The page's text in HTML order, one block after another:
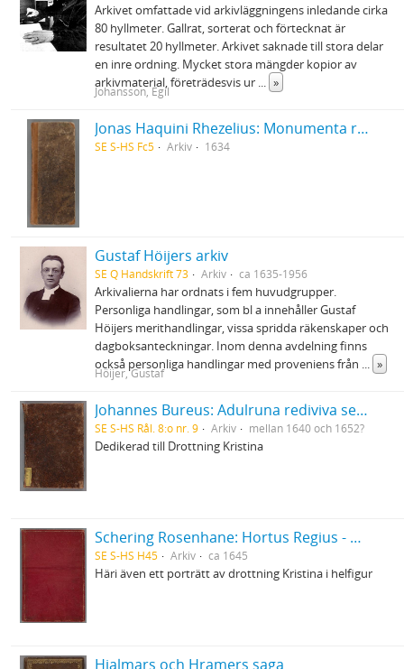
Arkivet omfattade vid arkivläggningens inledande cirka
80 hyllmeter. Gallrat, sorterat och förtecknat är
resultatet 20 hyllmeter. Arkivet saknade till stora delar
en inre ordning. Mycket stora mängder kopior av
arkivmaterial, företrädesvis ur ... »
Johansson, Egil
Jonas Haquini Rhezelius: Monumenta runica in Ölandia comitatu Regni Sveciæ Gothiaquæ
SE S-HS Fc5 Arkiv 1634
Gustaf Höijers arkiv
SE Q Handskrift 73 Arkiv ca 1635-1956
Arkivalierna har ordnats i fem huvudgrupper.
Personliga handlingar, som bl a innehåller Gustaf
Höijers merithandlingar, vissa spridda räkenskaper och
dagboksanteckningar. Inom denna avdelning finns
också personliga handlingar med proveniens från ... »
Höijer, Gustaf
Johannes Bureus: Adulruna rediviva seu sapientia Sveorum veterum de mysteriis alphabeti trium coronarum regni Fulkandiarum seu Svethiae antiquissimae
SE S-HS Rål. 8:o nr. 9 Arkiv mellan 1640 och 1652?
Dedikerad till Drottning Kristina
Schering Rosenhane: Hortus Regius - Drottning Christinas stamträd med emblemata politica
SE S-HS H45 Arkiv ca 1645
Häri även ett porträtt av drottning Kristina i helfigur
Hjalmars och Hramers saga